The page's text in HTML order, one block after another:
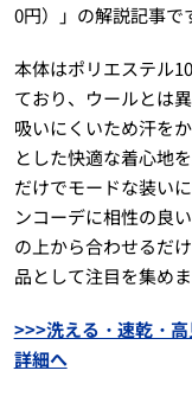
0円）」の解説記事で
本体はポリエステル
ており、ウールとは
吸いにくいため汗を
とした快適な着心地
だけでモードな装い
ンコーデに相性の良
の上から合わせるだ
品として注目を集めま
>>>洗える・速乾・高
詳細へ